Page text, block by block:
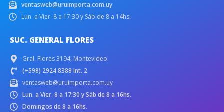
ventasweb@uruimporta.com.uy
Lun. a Vier. 8 a 17:30 y Sáb de 8 a 14hs.
SUC. GENERAL FLORES
Gral. Flores 3194, Montevideo
(+598) 2924 8388 Int. 2
ventasweb@uruimporta.com.uy
Lun. a Vier. 8 a 17:30 y Sáb de 8 a 16hs.
Domingos de 8 a 16hs.